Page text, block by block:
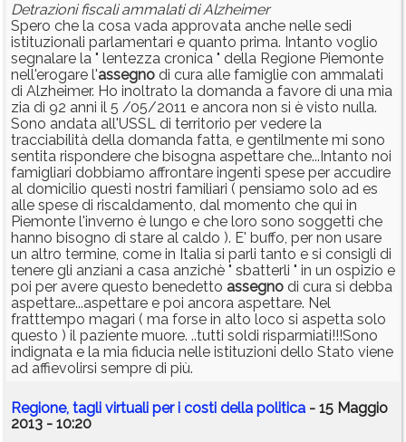
Detrazioni fiscali ammalati di Alzheimer
Spero che la cosa vada approvata anche nelle sedi
istituzionali parlamentari e quanto prima. Intanto voglio
segnalare la " lentezza cronica " della Regione Piemonte
nell'erogare l'assegno di cura alle famiglie con ammalati
di Alzheimer. Ho inoltrato la domanda a favore di una mia
zia di 92 anni il 5 /05/2011 e ancora non si è visto nulla.
Sono andata all'USSL di territorio per vedere la
tracciabilità della domanda fatta, e gentilmente mi sono
sentita rispondere che bisogna aspettare che...Intanto noi
famigliari dobbiamo affrontare ingenti spese per accudire
al domicilio questi nostri familiari ( pensiamo solo ad es
alle spese di riscaldamento, dal momento che qui in
Piemonte l'inverno è lungo e che loro sono soggetti che
hanno bisogno di stare al caldo ). E' buffo, per non usare
un altro termine, come in Italia si parli tanto e si consigli di
tenere gli anziani a casa anzichè " sbatterli " in un ospizio e
poi per avere questo benedetto assegno di cura si debba
aspettare...aspettare e poi ancora aspettare. Nel
fratttempo magari ( ma forse in alto loco si aspetta solo
questo ) il paziente muore. ..tutti soldi risparmiati!!!Sono
indignata e la mia fiducia nelle istituzioni dello Stato viene
ad affievolirsi sempre di più.
Regione, tagli virtuali per i costi della politica - 15 Maggio
2013 - 10:20